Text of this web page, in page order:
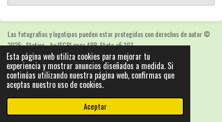
Esta página web utiliza cookies para mejorar tu
experiencia y mostrar anuncios diseñados a medida. Si
continúas utilizando nuestra página web, confirmas que
aceptas nuestro uso de cookies.
Aceptar
Las fotografias y logotipos pueden estar protegidas con derechos de autor©
2025: Statics - by ISCRLopez APP_Stats_v5.103
Con la tecnología deWebador